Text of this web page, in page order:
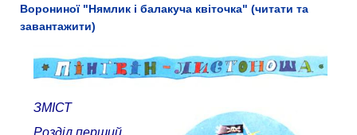
Ворониної "Нямлик і балакуча квіточка" (читати та
завантажити)
ЗМІСТ
Розділ перший,